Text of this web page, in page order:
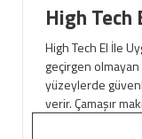
High
High Tech El İle
geçirgen
yüzeylerde
verir. Çamaşır